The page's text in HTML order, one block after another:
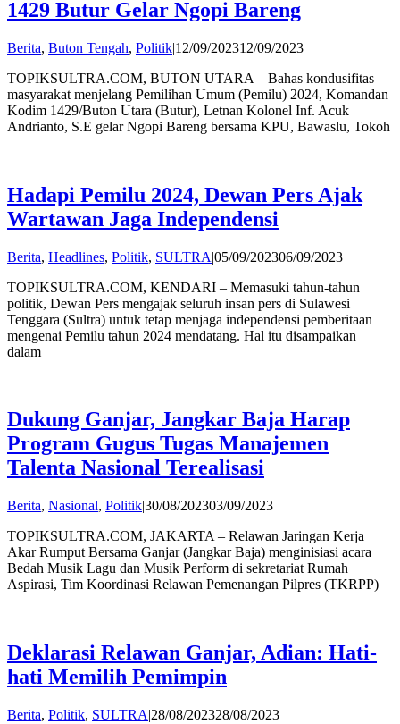
1429 Butur Gelar Ngopi Bareng
Berita, Buton Tengah, Politik|12/09/202312/09/2023by
Hatta
TOPIKSULTRA.COM, BUTON UTARA – Bahas kondusifitas
masyarakat menjelang Pemilihan Umum (Pemilu) 2024, Komandan
Kodim 1429/Buton Utara (Butur), Letnan Kolonel Inf. Acuk
Andrianto, S.E gelar Ngopi Bareng bersama KPU, Bawaslu, Tokoh
Hadapi Pemilu 2024, Dewan Pers Ajak
Wartawan Jaga Independensi
Berita, Headlines, Politik, SULTRA|05/09/202306/09/2023by
Hatta
TOPIKSULTRA.COM, KENDARI – Memasuki tahun-tahun
politik, Dewan Pers mengajak seluruh insan pers di Sulawesi
Tenggara (Sultra) untuk tetap menjaga independensi pemberitaan
mengenai Pemilu tahun 2024 mendatang. Hal itu disampaikan
dalam
Dukung Ganjar, Jangkar Baja Harap
Program Gugus Tugas Manajemen
Talenta Nasional Terealisasi
Berita, Nasional, Politik|30/08/202303/09/2023by
Hatta
TOPIKSULTRA.COM, JAKARTA – Relawan Jaringan Kerja
Akar Rumput Bersama Ganjar (Jangkar Baja) menginisiasi acara
Bedah Musik Lagu dan Musik Perform di sekretariat Rumah
Aspirasi, Tim Koordinasi Relawan Pemenangan Pilpres (TKRPP)
Deklarasi Relawan Ganjar, Adian: Hati-
hati Memilih Pemimpin
Berita, Politik, SULTRA|28/08/202328/08/2023by